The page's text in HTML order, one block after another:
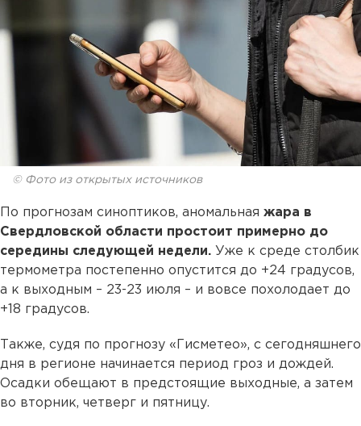
© Фото из открытых источников
По прогнозам синоптиков, аномальная жара в
Свердловской области простоит примерно до
середины следующей недели. Уже к среде столбик
термометра постепенно опустится до +24 градусов,
а к выходным – 23-23 июля – и вовсе похолодает до
+18 градусов.
Также, судя по прогнозу «Гисметео», с сегодняшнего
дня в регионе начинается период гроз и дождей.
Осадки обещают в предстоящие выходные, а затем
во вторник, четверг и пятницу.